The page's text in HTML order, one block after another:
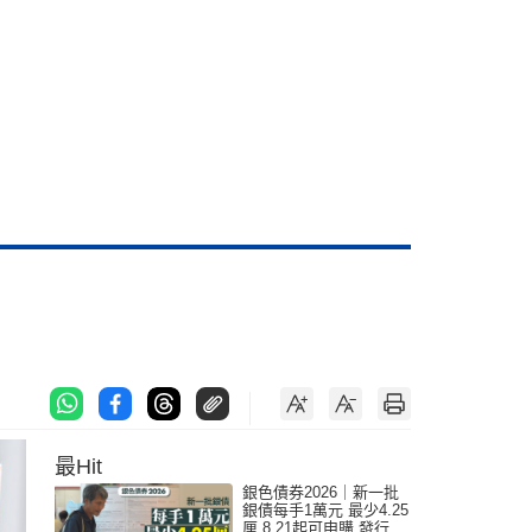
最Hit
銀色債券2026｜新一批
銀債每手1萬元 最少4.25
厘 8.21起可申購 發行金